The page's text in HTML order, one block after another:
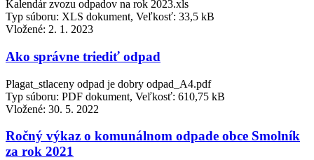
Kalendár zvozu odpadov na rok 2023.xls
Typ súboru: XLS dokument, Veľkosť: 33,5 kB
Vložené: 2. 1. 2023
Ako správne triediť odpad
Plagat_stlaceny odpad je dobry odpad_A4.pdf
Typ súboru: PDF dokument, Veľkosť: 610,75 kB
Vložené: 30. 5. 2022
Ročný výkaz o komunálnom odpade obce Smolník
za rok 2021